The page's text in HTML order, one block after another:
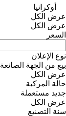
أوكرانيا
عرض الكل
عرض الكل
السعر
نوع الإعلان
بيع من الجهة الصانعة
عرض الكل
حالة المركبة
جديد مستعملة
عرض الكل
سنة التصنيع